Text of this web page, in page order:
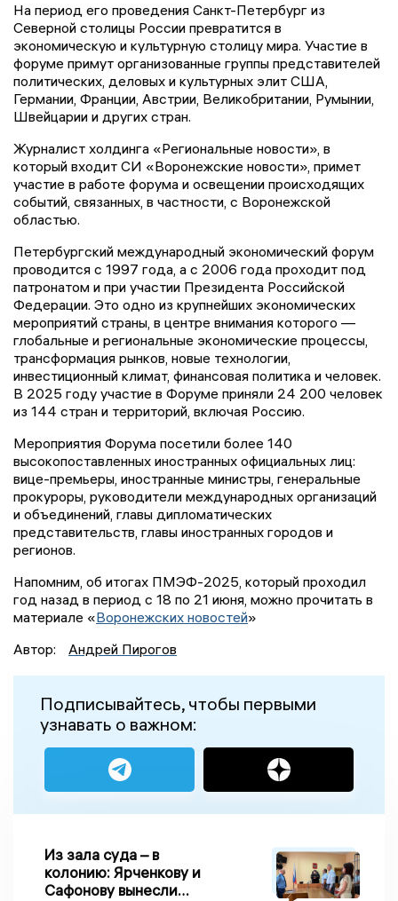
На период его проведения Санкт-Петербург из
Северной столицы России превратится в
экономическую и культурную столицу мира. Участие в
форуме примут организованные группы представителей
политических, деловых и культурных элит США,
Германии, Франции, Австрии, Великобритании, Румынии,
Швейцарии и других стран.
Журналист холдинга «Региональные новости», в
который входит СИ «Воронежские новости», примет
участие в работе форума и освещении происходящих
событий, связанных, в частности, с Воронежской
областью.
Петербургский международный экономический форум
проводится с 1997 года, а с 2006 года проходит под
патронатом и при участии Президента Российской
Федерации. Это одно из крупнейших экономических
мероприятий страны, в центре внимания которого —
глобальные и региональные экономические процессы,
трансформация рынков, новые технологии,
инвестиционный климат, финансовая политика и человек.
В 2025 году участие в Форуме приняли 24 200 человек
из 144 стран и территорий, включая Россию.
Мероприятия Форума посетили более 140
высокопоставленных иностранных официальных лиц:
вице-премьеры, иностранные министры, генеральные
прокуроры, руководители международных организаций
и объединений, главы дипломатических
представительств, главы иностранных городов и
регионов.
Напомним, об итогах ПМЭФ-2025, который проходил
год назад в период с 18 по 21 июня, можно прочитать в
материале «Воронежских новостей»
Автор:
Андрей Пирогов
Подписывайтесь, чтобы первыми
узнавать о важном:
Из зала суда – в
колонию: Ярченкову и
Сафонову вынесли